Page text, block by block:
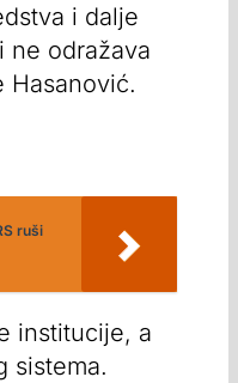
i dalje
ne odražava
Hasanović.
ruši
institucije, a
sistema.